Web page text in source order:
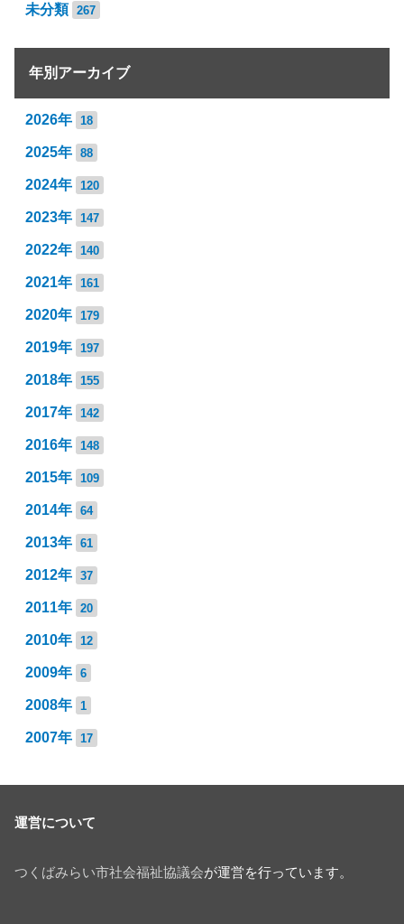
未分類 267
年別アーカイブ
2026年 18
2025年 88
2024年 120
2023年 147
2022年 140
2021年 161
2020年 179
2019年 197
2018年 155
2017年 142
2016年 148
2015年 109
2014年 64
2013年 61
2012年 37
2011年 20
2010年 12
2009年 6
2008年 1
2007年 17
運営について
つくばみらい市社会福祉協議会が運営を行っています。